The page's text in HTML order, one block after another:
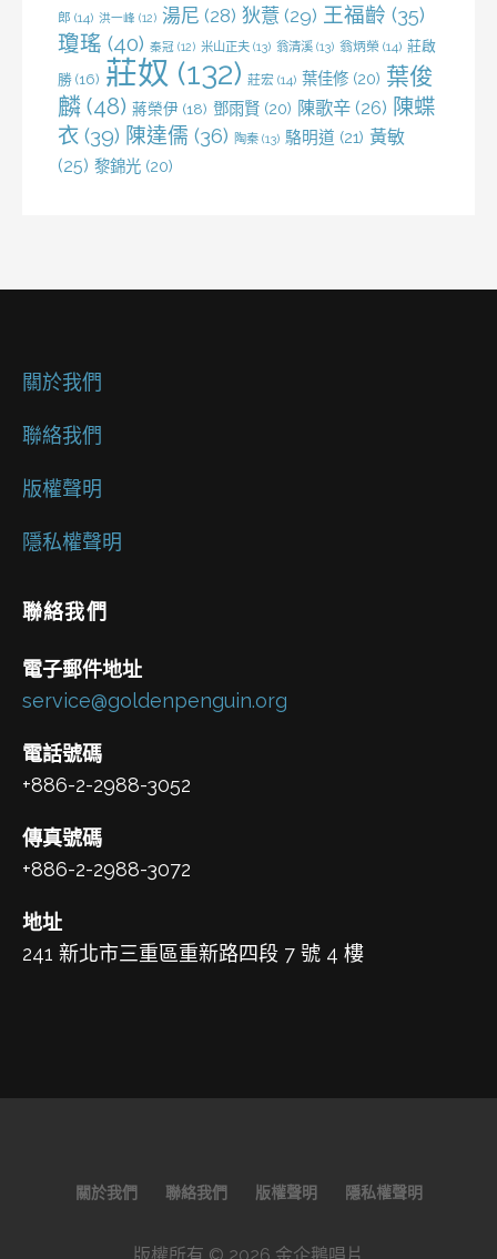
郎 (14) 洪一峰 (12) 湯尼 (28) 狄薏 (29) 王福齡 (35)
瓊瑤 (40) 秦冠 (12) 米山正夫 (13) 翁清溪 (13) 翁炳榮 (14) 莊啟
勝 (16) 莊奴 (132) 莊宏 (14) 葉佳修 (20) 葉俊
麟 (48) 蔣榮伊 (18) 鄧雨賢 (20) 陳歌辛 (26) 陳蝶
衣 (39) 陳達儒 (36) 陶秦 (13) 駱明道 (21) 黃敏
(25) 黎錦光 (20)
關於我們
聯絡我們
版權聲明
隱私權聲明
聯絡我們
電子郵件地址
service@goldenpenguin.org
電話號碼
+886-2-2988-3052
傳真號碼
+886-2-2988-3072
地址
241 新北市三重區重新路四段 7 號 4 樓
關於我們 聯絡我們 版權聲明 隱私權聲明